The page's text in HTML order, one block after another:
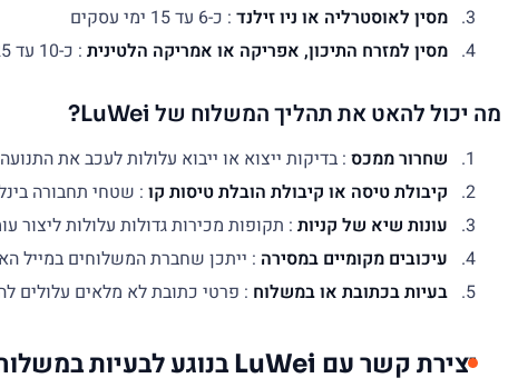
מסין לאוסטרליה או ניו זילנד : כ-6 עד 15 ימי עסקים
מסין למזרח התיכון, אפריקה או אמריקה הלטינית : כ-10 עד 25 ימי עסקים
מה יכול להאט את תהליך המשלוח של LuWei?
שחרור ממכס : בדיקות ייצוא או ייבוא עלולות לעכב את
קיבולת טיסה או קיבולת הובלת טיסות קו : שטחי תחבורה
עונות שיא של קניות : תקופות מכירות גדולות עלולות ליצור
עיכובים מקומיים במסירה : ייתכן שחברת המשלוחים במייל
בעיות בכתובת או במשלוח : פרטי כתובת לא מלאים עלולים
יצירת קשר עם LuWei בנוגע לבעיות במשלוח